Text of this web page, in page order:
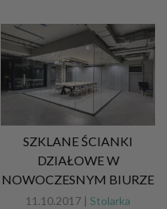
SZKLANE ŚCIANKI
DZIAŁOWE W
NOWOCZESNYM BIURZE
11.10.2017 | Stolarka